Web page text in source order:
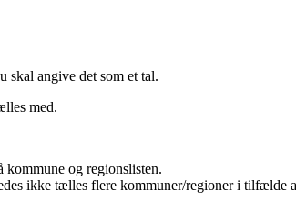
skal angive det som et tal.
med.
kommune og regionslisten.
ikke tælles flere kommuner/regioner i tilfælde